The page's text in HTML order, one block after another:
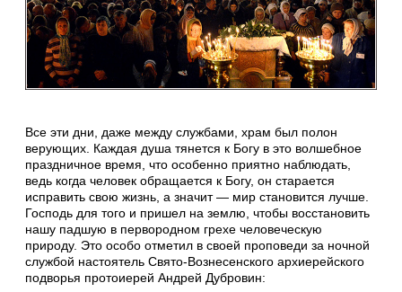
Все эти дни, даже между службами, храм был полон
верующих. Каждая душа тянется к Богу в это волшебное
праздничное время, что особенно приятно наблюдать,
ведь когда человек обращается к Богу, он старается
исправить свою жизнь, а значит — мир становится лучше.
Господь для того и пришел на землю, чтобы восстановить
нашу падшую в первородном грехе человеческую
природу. Это особо отметил в своей проповеди за ночной
службой настоятель Свято-Вознесенского архиерейского
подворья протоиерей Андрей Дубровин: